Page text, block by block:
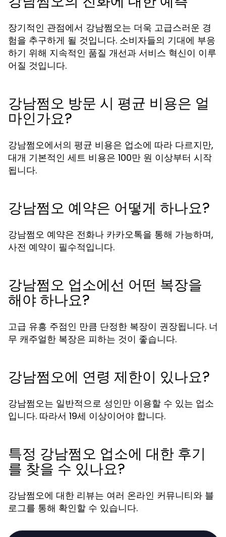
장기적인 관점에서 강남쩜오는 더욱 고급스러운 경
험을 추구하게 될 것입니다. 소비자들의 기대에 부응
하기 위해 지속적인 품질 개선과 서비스 혁신이 이루
어질 것입니다.
강남쩜오 방문 시 평균 비용은 얼
마인가요?
강남쩜오에서의 평균 비용은 업소에 따라 다르지만,
대개 기본적인 세트 비용은 100만 원 이상부터 시작
됩니다.
강남쩜오 예약은 어떻게 하나요?
강남쩜오 예약은 전화나 카카오톡을 통해 가능하며,
사전 예약이 필수적입니다.
강남쩜오 업소에선 어떤 복장을
해야 하나요?
고급 유흥 주점인 만큼 단정한 복장이 권장됩니다. 너
무 캐주얼한 복장은 피하는 것이 좋습니다.
강남쩜오에 연령 제한이 있나요?
강남쩜오는 일반적으로 성인만 이용할 수 있는 업소
입니다. 따라서 19세 이상이어야 합니다.
특정 강남쩜오 업소에 대한 후기
를 찾을 수 있나요?
강남쩜오에 대한 리뷰는 여러 온라인 커뮤니티와 블
로그를 통해 확인할 수 있습니다.